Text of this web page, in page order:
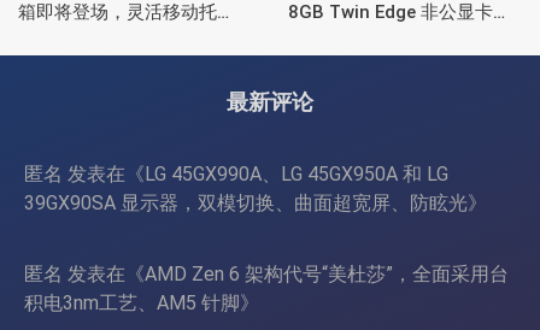
箱即将登场，灵活移动托
8GB Twin Edge 非公显卡，
最新评论
匿名 发表在《 LG 45GX990A、LG 45GX950A 和 LG
39GX90SA 显示器，双模切换、曲面超宽屏、防眩光》
匿名 发表在《AMD Zen 6 架构代号“美杜莎”，全面采用台
积电3nm工艺、AM5 针脚》